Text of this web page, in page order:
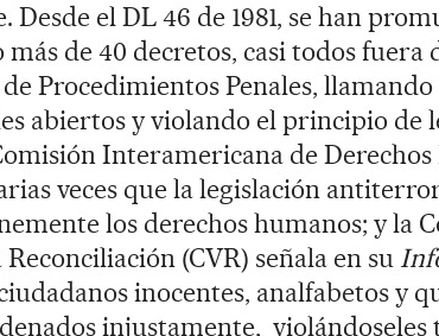
Desde el DL 46 de 1981, se han
de 40 decretos, casi todos fuera
Procedimientos Penales,
abiertos y violando el principio de
Interamericana de
veces que la legislación
los derechos humanos; y la
(CVR) señala en su
inocentes, analfabetos y
injustamente, violándoseles